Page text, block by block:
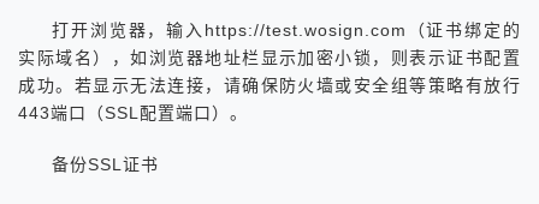
打开浏览器，输入https://test.wosign.com（证书绑定的
实际域名），如浏览器地址栏显示加密小锁，则表示证书配置
成功。若显示无法连接，请确保防火墙或安全组等策略有放行
443端口（SSL配置端口）。
备份SSL证书